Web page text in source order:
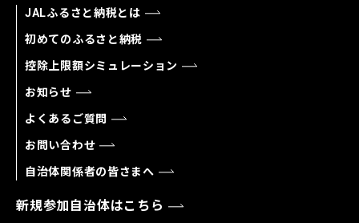
JALふるさと納税とは
初めてのふるさと納税
控除上限額シミュレーション
お知らせ
よくあるご質問
お問い合わせ
自治体関係者の皆さまへ
新規参加自治体はこちら